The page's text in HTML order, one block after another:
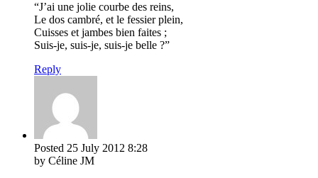
“J’ai une jolie courbe des reins,
Le dos cambré, et le fessier plein,
Cuisses et jambes bien faites ;
Suis-je, suis-je, suis-je belle ?”
Reply
Posted 25 July 2012 8:28
by Céline JM